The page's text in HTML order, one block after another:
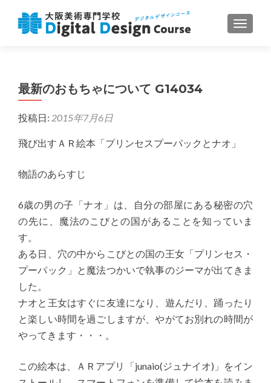
ナビゲ
最新のおもちゃについて G14034
投稿日: 2015年7月6日
飛び出すＡＲ絵本「プリンセスプーパックとナオ」
物語のあらすじ
6歳の男の子「ナオ」は、自分の部屋にある秘密の穴
の先に、魔法のこびとの国があることを知っていま
す。
ある日、穴の中からこびとの国の王女「プリンセス・
プーパック」と魔法つかいで執事のジーマが出てきま
した。
ナオと王女はすぐに友達になり、遊んだり、踊ったり
と楽しい時間を過ごしますが、やがてお別れの時間が
やってきます・・・。
この絵本は、ＡＲアプリ「junaio(ジュナイオ)」をイン